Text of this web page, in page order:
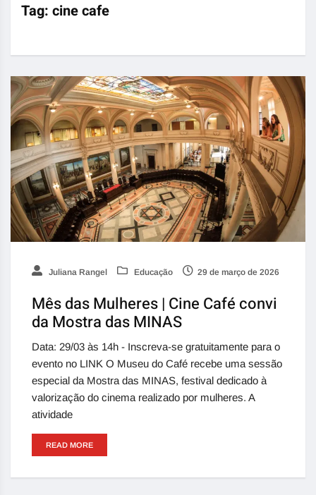
Tag: cine cafe
Juliana Rangel Educação 29 de março de 2026
Mês das Mulheres | Cine Café convi
da Mostra das MINAS
Data: 29/03 às 14h - Inscreva-se gratuitamente para o
evento no LINK O Museu do Café recebe uma sessão
especial da Mostra das MINAS, festival dedicado à
valorização do cinema realizado por mulheres. A
atividade
READ MORE